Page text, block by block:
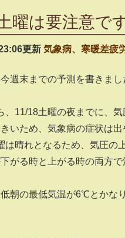
曜は要注意で
更新 気象病、寒暖差疲
週末までの予測を書きま
、11/18土曜の夜までに、
いため、気象病の症状は出
は晴れとなるため、気圧の
がる時と上がる時の両方で
朝の最低気温が6℃とかな